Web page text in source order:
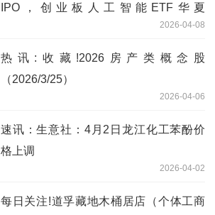
IPO，创业板人工智能ETF华夏
2026-04-08
热讯:收藏!2026房产类概念股
（2026/3/25）
2026-04-06
速讯：生意社：4月2日龙江化工苯酚价
格上调
2026-04-02
每日关注!道孚藏地木桶居店（个体工商